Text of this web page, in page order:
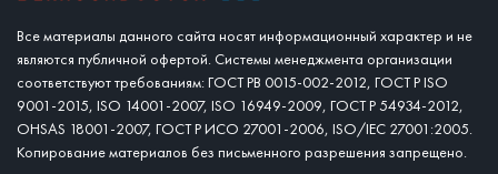
Все материалы данного сайта носят информационный характер и не
являются публичной офертой. Системы менеджмента организации
соответствуют требованиям: ГОСТ РВ 0015-002-2012, ГОСТ Р ISO
9001-2015, ISO 14001-2007, ISO 16949-2009, ГОСТ Р 54934-2012,
OHSAS 18001-2007, ГОСТ Р ИСО 27001-2006, ISO/IEC 27001:2005.
Копирование материалов без письменного разрешения запрещено.